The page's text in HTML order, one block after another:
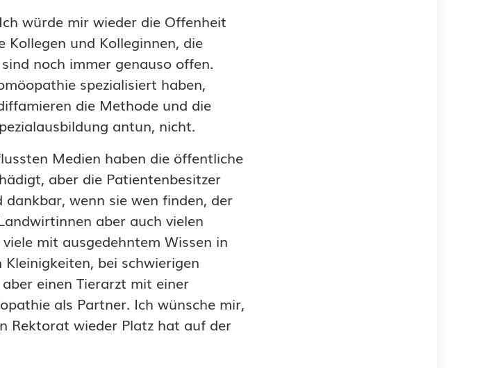
Ich würde mir wieder die Offenheit
Kollegen und Kolleginnen, die
noch immer genauso offen.
spezialisiert haben,
die Methode und die
antun, nicht.
Medien haben die öffentliche
aber die Patientenbesitzer
wenn sie wen finden, der
aber auch vielen
mit ausgedehntem Wissen in
bei schwierigen
einen Tierarzt mit einer
als Partner. Ich wünsche mir,
Rektorat wieder Platz hat auf der